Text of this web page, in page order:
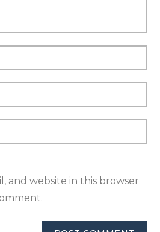
and website in this browser